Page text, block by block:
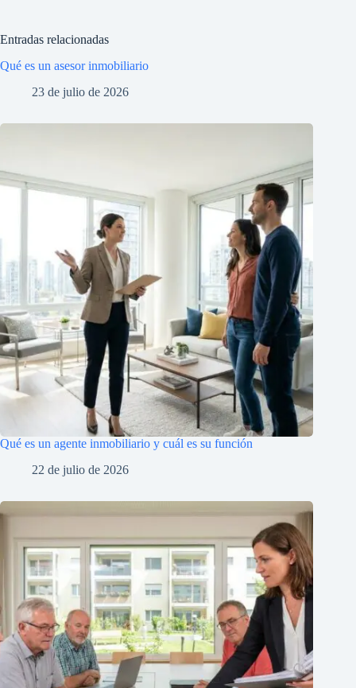
Entradas relacionadas
Qué es un asesor inmobiliario
23 de julio de 2026
Qué es un agente inmobiliario y cuál es su función
22 de julio de 2026